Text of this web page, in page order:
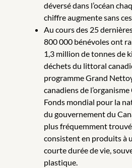
déversé dans l’océan
chiffre augmente sans
Au cours des 25
800 000 bénévoles ont
1,3 million de tonnes de
déchets du littoral
programme Grand
canadiens de
Fonds mondial pour la
du gouvernement du
plus fréquemment
consistent en produits à
courte durée de vie,
plastique.